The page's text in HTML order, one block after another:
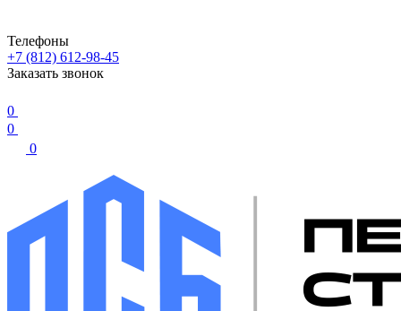
Телефоны
+7 (812) 612-98-45
Заказать звонок
0
0
0